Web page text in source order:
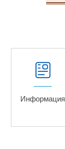
Информация